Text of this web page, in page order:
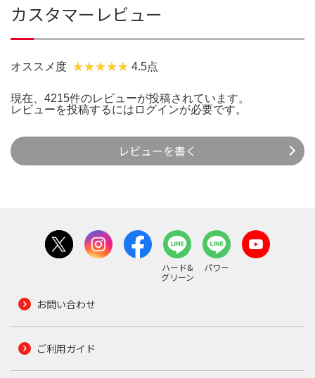
カスタマーレビュー
オススメ度 4.5点
現在、4215件のレビューが投稿されています。
レビューを投稿するには ログインが必要です。
レビューを書く
ハード&
グリーン
パワー
お問い合わせ
ご利用ガイド